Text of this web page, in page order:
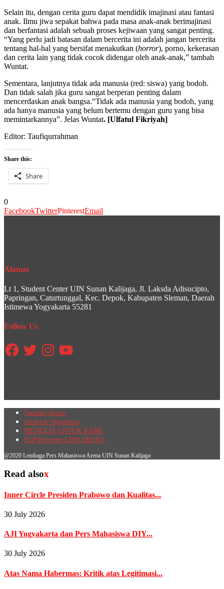
Selain itu, dengan cerita guru dapat mendidik imajinasi atau fantasi
anak. Ilmu jiwa sepakat bahwa pada masa anak-anak berimajinasi
dan berfantasi adalah sebuah proses kejiwaan yang sangat penting.
“Yang perlu jadi batasan dalam bercerita ini adalah jangan bercerita
tentang hal-hal yang bersifat menakutkan (horror), porno, kekerasan
dan cerita lain yang tidak cocok didengar oleh anak-anak,” tambah
Wuntat.
Sementara, lanjutnya tidak ada manusia (red: siswa) yang bodoh.
Dan tidak salah jika guru sangat berperan penting dalam
mencerdaskan anak bangsa.“Tidak ada manusia yang bodoh, yang
ada hanya manusia yang belum bertemu dengan guru yang bisa
memintarkannya”. Jelas Wuntat. [Ulfatul Fikriyah]
Editor: Taufiqurrahman
Share this:
Share
0
FacebookTwitterPinterestEmail
Alamat
Lt 1, Student Center UIN Sunan Kalijaga, Jl. Laksda Adisucipto,
Papringan, Caturtunggal, Kec. Depok, Kabupaten Sleman, Daerah
Istimewa Yogyakarta 55281
Follow Us
FacebookTwitterInstagramYouTube
Tentang Arena
Struktur Organisasi
MENULIS UNTUK KAMI
SOP Reporter LPM ARENA
@2020 Lembaga Pers Mahasiswa Arena UIN Sunan Kalijaga
Read alsox
Inner Circle Presiden Prabowo dan Kualitas...
30 July 2026
AJI Yogyakarta dan Pers Mahasiswa DIY...
30 July 2026
Atas Nama Habermas: Kritik atas Legitimasi...